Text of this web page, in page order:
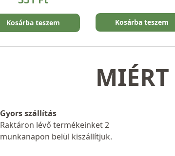
Kosárba teszem Kosárba teszem
Gyors szállítás
Raktáron lévő termékeinket 2
munkanapon belül kiszállítjuk.